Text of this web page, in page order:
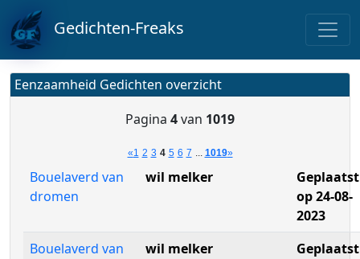
Gedichten-Freaks
Eenzaamheid Gedichten overzicht
Pagina 4van 1019
«1 2 3 4 5 6 7 ... 1019»
Bouelaverd van
dromen
wil melker
Geplaatst
op 24-08-
2023
Bouelaverd van
wil melker
Geplaatst